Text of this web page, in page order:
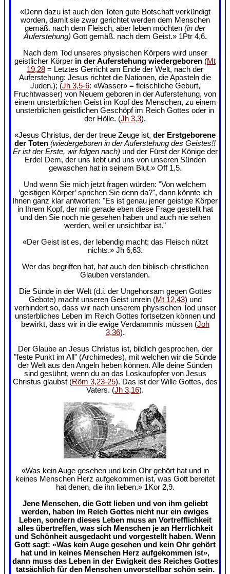
«Denn dazu ist auch den Toten gute Botschaft verkündigt
worden, damit sie zwar gerichtet werden dem Menschen
gemäß. nach dem Fleisch, aber leben möchten (in der
Auferstehung) Gott gemäß. nach dem Geist.» 1Ptr 4,6.
Nach dem Tod unseres physischen Körpers wird unser
geistlicher Körper in der Auferstehung wiedergeboren (Mt
19,28 = Letztes Gerricht am Ende der Welt, nach der
Auferstehung: Jesus richtet die Nationen, die Aposteln die
Juden.); (Jh 3,5-6: «Wasser» = fleischliche Geburt,
Fruchtwasser) von Neuem geboren in der Auferstehung, von
einem unsterblichen Geist im Kopf des Menschen, zu einem
unsterblichen geistlichen Geschöpf im Reich Gottes oder in
der Hölle. (Jh 3,3).
«Jesus Christus, der der treue Zeuge ist, der Erstgeborene
der Toten (wiedergeboren in der Auferstehung des Geistes!!
Er ist der Erste, wir folgen nach) und der Fürst der Könige der
Erde! Dem, der uns liebt und uns von unseren Sünden
gewaschen hat in seinem Blut.» Off 1,5.
Und wenn Sie mich jetzt fragen würden: "Von welchem
‘geistigen Körper’ sprichen Sie denn da?", dann könnte ich
Ihnen ganz klar antworten: "Es ist genau jener geistige Körper
in Ihrem Kopf, der mir gerade eben diese Frage gestellt hat
und den Sie noch nie gesehen haben und auch nie sehen
werden, weil er unsichtbar ist."
«Der Geist ist es, der lebendig macht; das Fleisch nützt
nichts.» Jh 6,63.
Wer das begriffen hat, hat auch den biblisch-christlichen
Glauben verstanden.
Die Sünde in der Welt (d.i. der Ungehorsam gegen Gottes
Gebote) macht unseren Geist unrein (Mt 12,43) und
verhindert so, dass wir nach unserem physischen Tod unser
unsterbliches Leben im Reich Gottes fortsetzen können und
bewirkt, dass wir in die ewige Verdammnis müssen (Joh
3,36).
Der Glaube an Jesus Christus ist, bildlich gesprochen, der
"feste Punkt im All" (Archimedes), mit welchen wir die Sünde
der Welt aus den Angeln heben können. Alle deine Sünden
sind gesühnt, wenn du an das Loskaufopfer von Jesus
Christus glaubst (Röm 3,23-25). Das ist der Wille Gottes, des
Vaters. (Jh 3,16).
«Was kein Auge gesehen und kein Ohr gehört hat und in
keines Menschen Herz aufgekommen ist, was Gott bereitet
hat denen, die ihn lieben.» 1Kor 2,9.
Jene Menschen, die Gott lieben und von ihm geliebt
werden, haben im Reich Gottes nicht nur ein ewiges
Leben, sondern dieses Leben muss an Vortrefflichkeit
alles übertreffen, was sich Menschen je an Herrlichkeit
und Schönheit ausgedacht und vorgestellt haben. Wenn
Gott sagt: «Was kein Auge gesehen und kein Ohr gehört
hat und in keines Menschen Herz aufgekommen ist»,
dann muss das Leben in der Ewigkeit des Reiches Gottes
tatsächlich für den Menschen unvorstellbar schön sein.